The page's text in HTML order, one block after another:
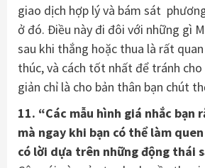
giao dịch hợp lý và bám sát
ở đó. Điều này đi đôi với những gì
sau khi thắng hoặc thua là rất
thúc, và cách tốt nhất để tránh
giản chỉ là cho bản thân bạn chút
11. “Các mẫu hình giá nhắc
mà ngay khi bạn có thể làm
có lời dựa trên những động thái